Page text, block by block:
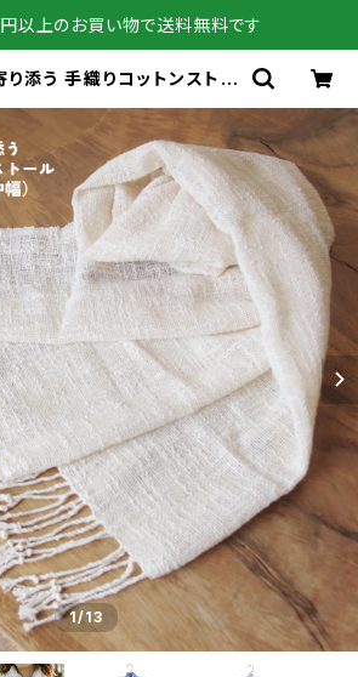
以上のお買い物で送料無料です
り添う 手織りコットンストー
| 草木の色と水の彩
1/13